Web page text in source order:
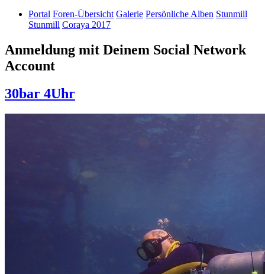
Portal Foren-Übersicht Galerie Persönliche Alben Stunmill
Stunmill Coraya 2017
Anmeldung mit Deinem Social Network
Account
30bar 4Uhr